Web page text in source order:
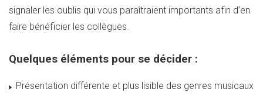
signaler les oublis qui vous paraîtraient importants afin d’en
faire bénéficier les collègues.
Quelques éléments pour se décider :
Présentation différente et plus lisible des genres musicaux